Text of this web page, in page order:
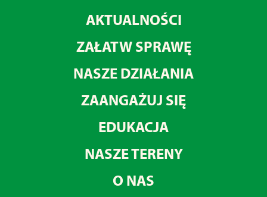
AKTUALNOŚCI
ZAŁATW SPRAWĘ
NASZE DZIAŁANIA
ZAANGAŻUJ SIĘ
EDUKACJA
NASZE TERENY
O NAS